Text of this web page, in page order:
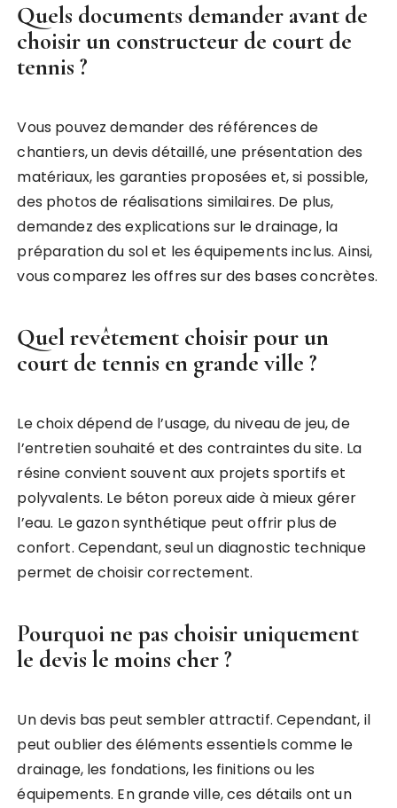
Quels documents demander avant de
choisir un constructeur de court de
tennis ?
Vous pouvez demander des références de
chantiers, un devis détaillé, une présentation des
matériaux, les garanties proposées et, si possible,
des photos de réalisations similaires. De plus,
demandez des explications sur le drainage, la
préparation du sol et les équipements inclus. Ainsi,
vous comparez les offres sur des bases concrètes.
Quel revêtement choisir pour un
court de tennis en grande ville ?
Le choix dépend de l’usage, du niveau de jeu, de
l’entretien souhaité et des contraintes du site. La
résine convient souvent aux projets sportifs et
polyvalents. Le béton poreux aide à mieux gérer
l’eau. Le gazon synthétique peut offrir plus de
confort. Cependant, seul un diagnostic technique
permet de choisir correctement.
Pourquoi ne pas choisir uniquement
le devis le moins cher ?
Un devis bas peut sembler attractif. Cependant, il
peut oublier des éléments essentiels comme le
drainage, les fondations, les finitions ou les
équipements. En grande ville, ces détails ont un